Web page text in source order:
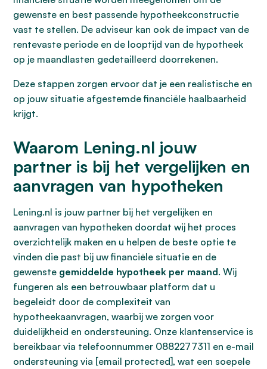
gewenste en best passende hypotheekconstructie
vast te stellen. De adviseur kan ook de impact van de
rentevaste periode en de looptijd van de hypotheek
op je maandlasten gedetailleerd doorrekenen.
Deze stappen zorgen ervoor dat je een realistische en
op jouw situatie afgestemde financiële haalbaarheid
krijgt.
Waarom Lening.nl jouw
partner is bij het vergelijken en
aanvragen van hypotheken
Lening.nl is jouw partner bij het vergelijken en
aanvragen van hypotheken doordat wij het proces
overzichtelijk maken en u helpen de beste optie te
vinden die past bij uw financiële situatie en de
gewenste gemiddelde hypotheek per maand. Wij
fungeren als een betrouwbaar platform dat u
begeleidt door de complexiteit van
hypotheekaanvragen, waarbij we zorgen voor
duidelijkheid en ondersteuning. Onze klantenservice is
bereikbaar via telefoonnummer 0882277311 en e-mail
ondersteuning via [email protected], wat een soepele